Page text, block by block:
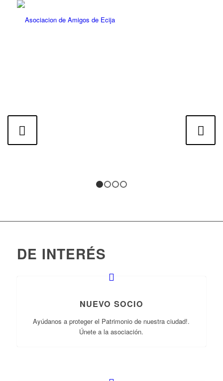
VARO - HIJO
PREDILECTO DE
DE INTERÉS
NUEVO SOCIO
Ayúdanos a proteger el Patrimonio de nuestra ciudad!.
Únete a la asociación.